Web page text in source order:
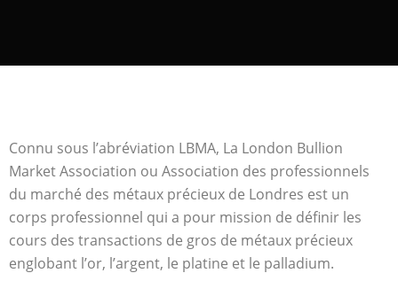
Connu sous l’abréviation LBMA, La London Bullion
Market Association ou Association des professionnels
du marché des métaux précieux de Londres est un
corps professionnel qui a pour mission de définir les
cours des transactions de gros de métaux précieux
englobant l’or, l’argent, le platine et le palladium.